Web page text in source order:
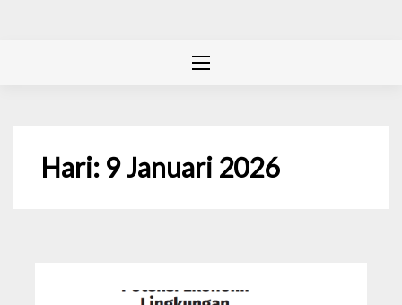
Hari: 9 Januari 2026